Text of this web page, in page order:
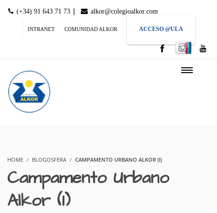
(+34) 91 643 71 73 | alkor@colegioalkor.com
INTRANET COMUNIDAD ALKOR ACCESO @ULA
HOME BLOGOSFERA CAMPAMENTO URBANO ALKOR (I)
Campamento Urbano
Alkor (I)